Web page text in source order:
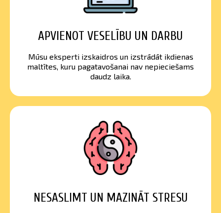
APVIENOT VESELĪBU UN DARBU
Mūsu eksperti izskaidros un izstrādāt ikdienas
maltītes, kuru pagatavošanai nav nepieciešams
daudz laika.
NESASLIMT UN MAZINĀT STRESU